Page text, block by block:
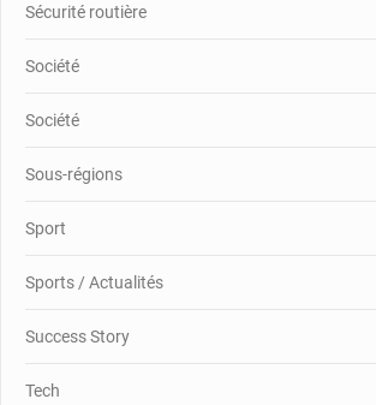
Sécurité routière
Société
Société
Sous-régions
Sport
Sports / Actualités
Success Story
Tech